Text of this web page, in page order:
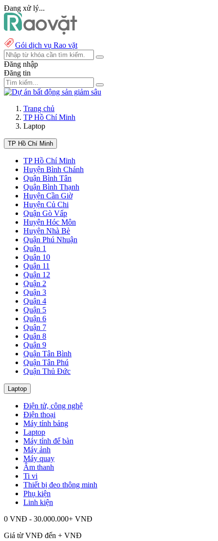
Đang xử lý...
Gói dịch vụ Rao vặt
Đăng nhập
Đăng tin
Trang chủ
TP Hồ Chí Minh
Laptop
TP Hồ Chí Minh
TP Hồ Chí Minh
Huyện Bình Chánh
Quận Bình Tân
Quận Bình Thạnh
Huyện Cần Giờ
Huyện Củ Chi
Quận Gò Vấp
Huyện Hóc Môn
Huyện Nhà Bè
Quận Phú Nhuận
Quận 1
Quận 10
Quận 11
Quận 12
Quận 2
Quận 3
Quận 4
Quận 5
Quận 6
Quận 7
Quận 8
Quận 9
Quận Tân Bình
Quận Tân Phú
Quận Thủ Đức
Laptop
Điện tử, công nghệ
Điện thoại
Máy tính bảng
Laptop
Máy tính để bàn
Máy ảnh
Máy quay
Âm thanh
Ti vi
Thiết bị đeo thông minh
Phụ kiện
Linh kiện
0 VNĐ - 30.000.000+ VNĐ
Giá từ VNĐ đến + VNĐ